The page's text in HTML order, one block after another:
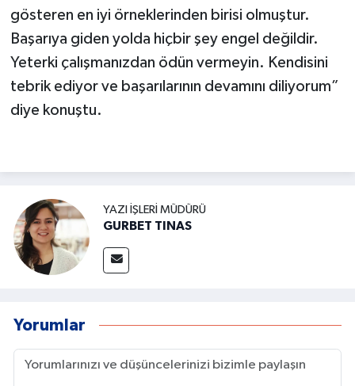
gösteren en iyi örneklerinden birisi olmuştur.
Başarıya giden yolda hiçbir şey engel değildir.
Yeterki çalışmanızdan ödün vermeyin. Kendisini
tebrik ediyor ve başarılarının devamını diliyorum”
diye konuştu.
YAZI İŞLERI MÜDÜRÜ
GURBET TINAS
Yorumlar